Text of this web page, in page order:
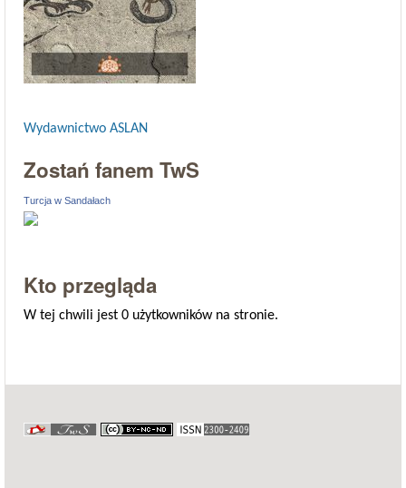
Wydawnictwo ASLAN
Zostań fanem TwS
Turcja w Sandałach
Kto przegląda
W tej chwili jest 0 użytkowników na stronie.